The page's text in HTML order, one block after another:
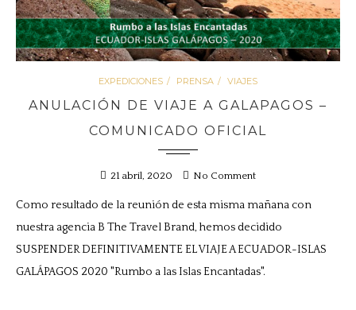
EXPEDICIONES PRENSA VIAJES
ANULACIÓN DE VIAJE A GALAPAGOS –
COMUNICADO OFICIAL
21 abril, 2020 No Comment
Como resultado de la reunión de esta misma mañana con
nuestra agencia B The Travel Brand, hemos decidido
SUSPENDER DEFINITIVAMENTE EL VIAJE A ECUADOR-ISLAS
GALÁPAGOS 2020 "Rumbo a las Islas Encantadas".